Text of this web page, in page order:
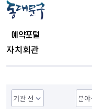
예약포털
자치회관